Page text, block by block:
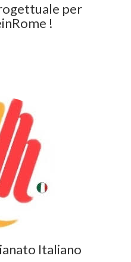
per
!
Italiano